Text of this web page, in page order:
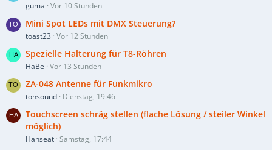
guma Vor 10 Stunden
Mini Spot LEDs mit DMX Steuerung?
toast23 Vor 12 Stunden
Spezielle Halterung für T8-Röhren
HaBe Vor 13 Stunden
ZA-048 Antenne für Funkmikro
tonsound Dienstag, 19:46
Touchscreen schräg stellen (flache Lösung / steiler Winkel
möglich)
Hanseat Samstag, 17:44